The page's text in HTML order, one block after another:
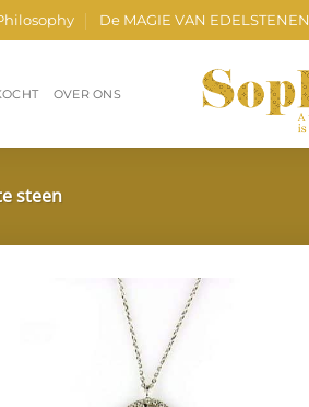
De MAGIE VAN EDELSTENEN
OVER ONS
steen